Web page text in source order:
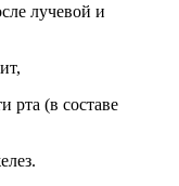
лучевой и
рта (в составе